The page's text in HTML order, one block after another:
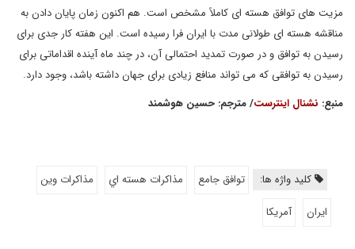
مزیت های توافق هسته ای کاملاً مشخص است. هم اکنون زمان پایان دادن به
مناقشه هسته ای طولانی مدت با ایران فرا رسیده است. این هفته کار جدی برای
رسیدن به توافق و در صورت تمدید احتمالی آن، در چند ماه آینده اقداماتی برای
رسیدن به توافقی که می تواند منافع زیادی برای جهان داشته باشد، وجود دارد.
منبع: نشنال اینترست/ مترجم: حسین هوشمند
کلید واژه ها: توافق جامع مذاكرات هسته اي
مذاكرات وين
ايران
آمريكا